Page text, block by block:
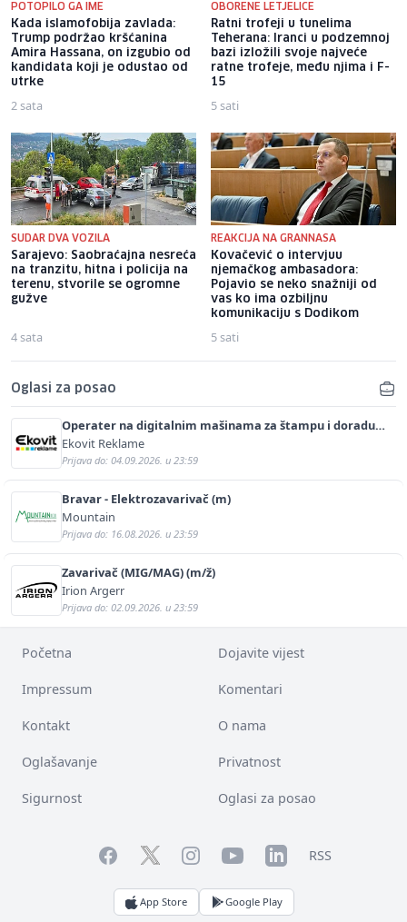
POTOPILO GA IME
Kada islamofobija zavlada:
Trump podržao kršćanina
Amira Hassana, on izgubio od
kandidata koji je odustao od
utrke
2 sata
OBORENE LETJELICE
Ratni trofeji u tunelima
Teherana: Iranci u podzemnoj
bazi izložili svoje najveće
ratne trofeje, među njima i F-
15
5 sati
SUDAR DVA VOZILA
Sarajevo: Saobraćajna nesreća
na tranzitu, hitna i policija na
terenu, stvorile se ogromne
gužve
4 sata
REAKCIJA NA GRANNASA
Kovačević o intervjuu
njemačkog ambasadora:
Pojavio se neko snažniji od
vas ko ima ozbiljnu
komunikaciju s Dodikom
5 sati
Oglasi za posao
Operater na digitalnim mašinama za štampu i doradu
(m/ž)
Ekovit Reklame
Prijava do: 04.09.2026. u 23:59
Bravar - Elektrozavarivač (m)
Mountain
Prijava do: 16.08.2026. u 23:59
Zavarivač (MIG/MAG) (m/ž)
Irion Argerr
Prijava do: 02.09.2026. u 23:59
Početna Dojavite vijest
Impressum Komentari
Kontakt O nama
Oglašavanje Privatnost
Sigurnost Oglasi za posao
FacebookTwitterInstagramYouTubeLinkedInRSS
App Store Google Play